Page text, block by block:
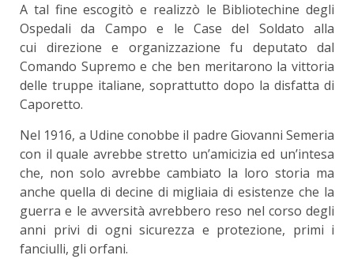
A tal fine escogitò e realizzò le Bibliotechine degli
Ospedali da Campo e le Case del Soldato alla
cui direzione e organizzazione fu deputato dal
Comando Supremo e che ben meritarono la vittoria
delle truppe italiane, soprattutto dopo la disfatta di
Caporetto.
Nel 1916, a Udine conobbe il padre Giovanni Semeria
con il quale avrebbe stretto un’amicizia ed un’intesa
che, non solo avrebbe cambiato la loro storia ma
anche quella di decine di migliaia di esistenze che la
guerra e le avversità avrebbero reso nel corso degli
anni privi di ogni sicurezza e protezione, primi i
fanciulli, gli orfani.